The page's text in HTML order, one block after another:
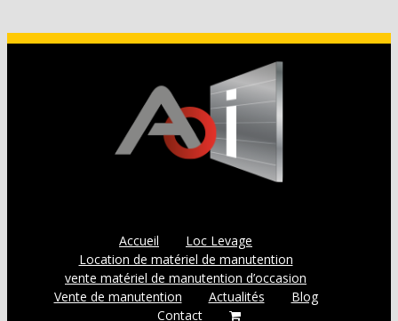
Accueil
Loc Levage
Location de matériel de manutention
vente matériel de manutention d’occasion
Vente de manutention
Actualités
Blog
Contact